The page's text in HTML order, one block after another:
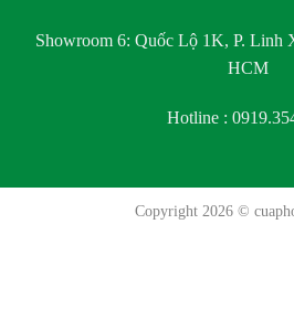
Showroom 6: Quốc Lộ 1K, P. Linh
HCM
Hotline :
Copyright 2026 ©